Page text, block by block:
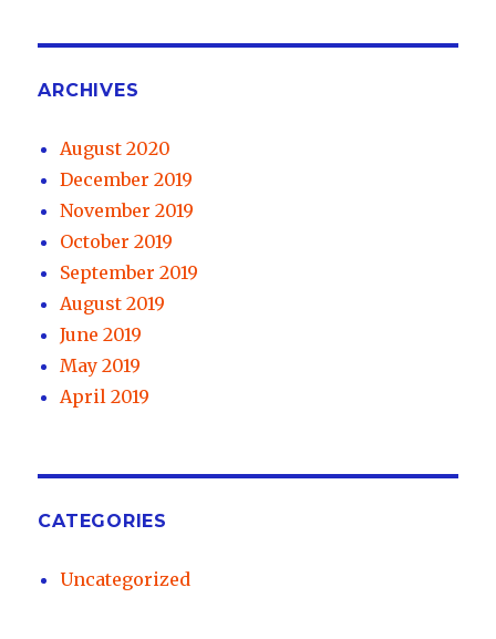
ARCHIVES
August 2020
December 2019
November 2019
October 2019
September 2019
August 2019
June 2019
May 2019
April 2019
CATEGORIES
Uncategorized